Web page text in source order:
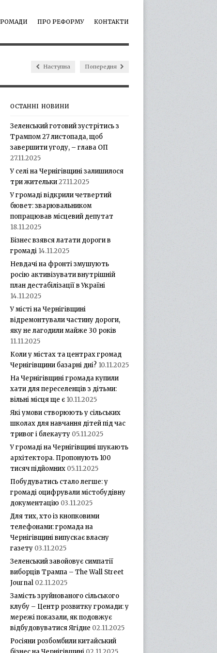
ПРО РЕФОРМУ КОНТАКТИ
Наступна Попередня
ОСТАННІ НОВИНИ
Зеленський готовий зустрітись з
Трампом 27 листопада, щоб
завершити угоду, – глава ОП
27.11.2025
У селі на Чернігівщині залишилося
три жительки27.11.2025
У громаді відкрили четвертий
бювет: зварювальником
попрацював місцевий депутат
18.11.2025
Бізнес взявся латати дороги в
громаді 14.11.2025
Невдачі на фронті змушують
росію активізувати внутрішній
план дестабілізації в Україні
14.11.2025
У місті на Чернігівщині
відремонтували частину дороги,
яку не лагодили майже 30 років
11.11.2025
Коли у містах та центрах громад
Чернігівщини базарні дні? 10.11.2025
На Чернігівщині громада купили
хати для переселенців з дітьми:
вільні місця ще є 10.11.2025
Які умови створюють у сільських
школах для навчання дітей під час
тривог і блекауту 05.11.2025
У громаді на Чернігівщині шукають
архітектора. Пропонують 100
тисяч підйомних 05.11.2025
Побудуватись стало легше: у
громаді оцифрували містобудівну
документацію 03.11.2025
Для тих, хто із кнопковими
телефонами: громада на
Чернігівщині випускає власну
газету 03.11.2025
Зеленський завойовує симпатії
виборців Трампа – The Wall Street
Journal 02.11.2025
Замість зруйнованого сільського
клубу – Центр розвитку громади: у
мережі показали, як подовжує
відбудовуватися Ягідне 02.11.2025
Росіяни розбомбили китайський